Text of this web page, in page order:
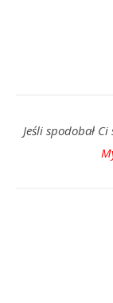
Jeśli spodobał